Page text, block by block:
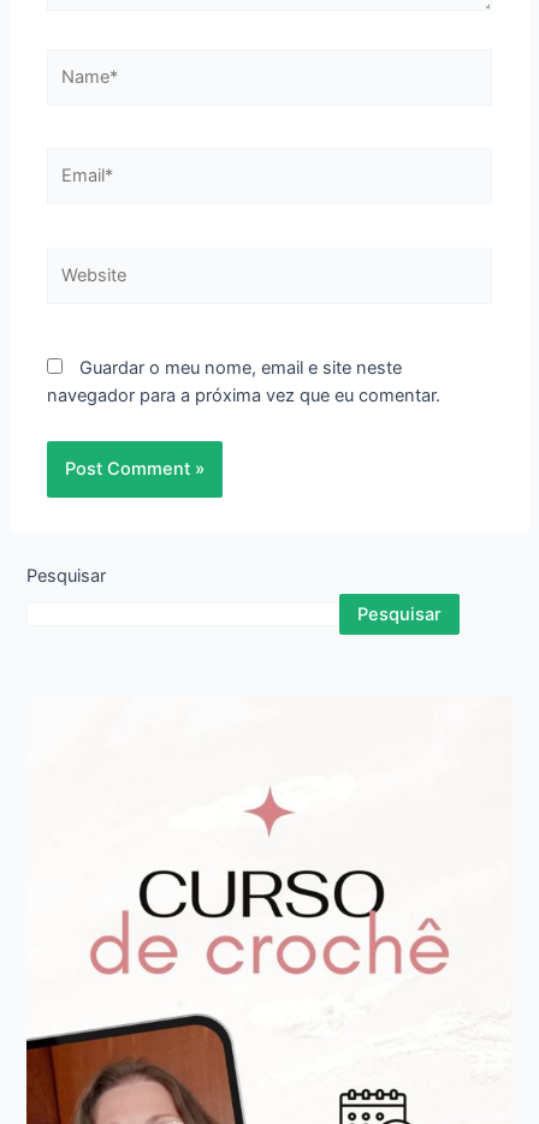
Guardar o meu nome, email e site neste
navegador para a próxima vez que eu comentar.
Pesquisar
Pesquisar